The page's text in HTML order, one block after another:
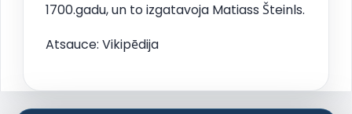
1700.gadu, un to izgatavoja Matiass Šteinls.
Atsauce: Vikipēdija